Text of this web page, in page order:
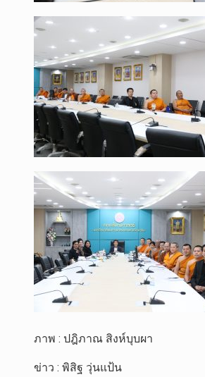
ภาพ : ปฎิภาณ สิงห์บุบผา
ข่าว : พิสิฐ วุ่นแป้น